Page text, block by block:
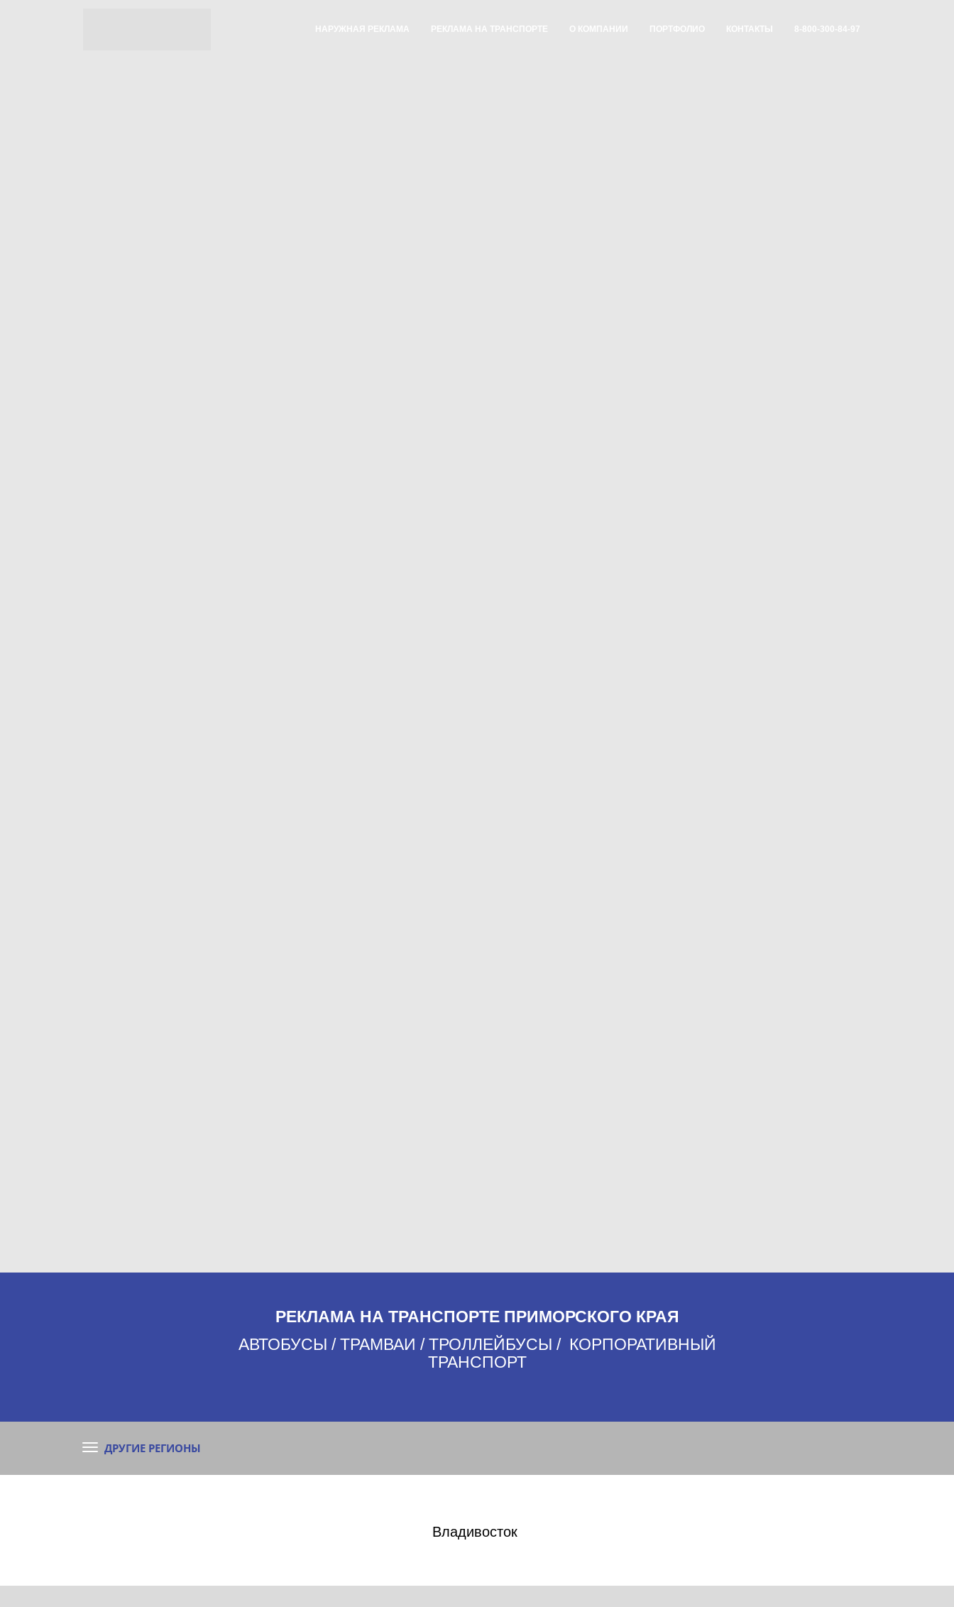
НАРУЖНАЯ РЕКЛАМА РЕКЛАМА НА ТРАНСПОРТЕ О КОМПАНИИ ПОРТФОЛИО КОНТАКТЫ 8-800-300-84-97
РЕКЛАМА НА ТРАНСПОРТЕ ПРИМОРСКОГО КРАЯ
АВТОБУСЫ / ТРАМВАИ / ТРОЛЛЕЙБУСЫ / КОРПОРАТИВНЫЙ
ТРАНСПОРТ
ДРУГИЕ РЕГИОНЫ
Владивосток ​